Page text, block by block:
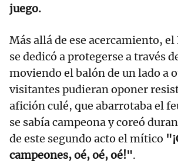
juego.
Más allá de ese acercamiento, el
se dedicó a protegerse a través
moviendo el balón de un lado a
visitantes pudieran oponer
afición culé, que abarrotaba el
se sabía campeona y coreó
de este segundo acto el mítico
campeones, oé, oé, oé!".